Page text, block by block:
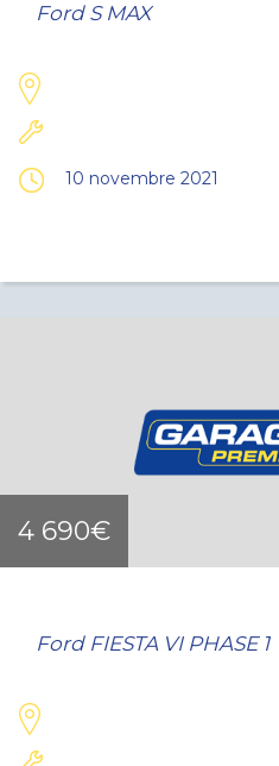
Ford S MAX
10 novembre 2021
4 690€
Ford FIESTA VI PHASE 1